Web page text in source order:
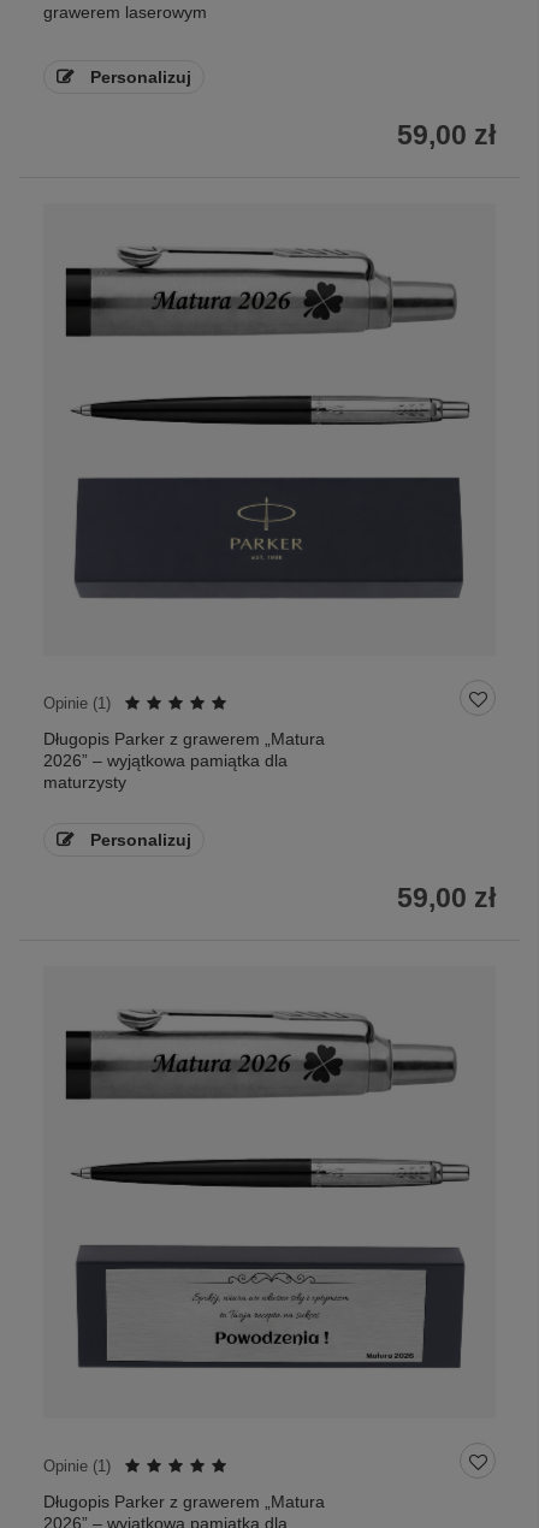
grawerem laserowym
Personalizuj
59,00 zł
Opinie (1)
Długopis Parker z grawerem „Matura
2026” – wyjątkowa pamiątka dla
maturzysty
Personalizuj
59,00 zł
Opinie (1)
Długopis Parker z grawerem „Matura
2026” – wyjątkowa pamiątka dla